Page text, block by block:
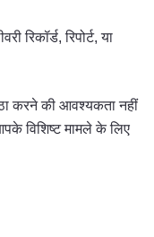
रिकॉर्ड, रिपोर्ट, या
करने की आवश्यकता नहीं
विशिष्ट मामले के लिए